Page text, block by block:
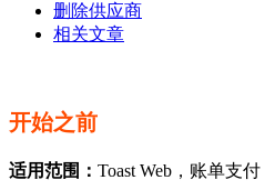
删除供应商
相关文章
开始之前
适用范围： Toast Web，账单支付